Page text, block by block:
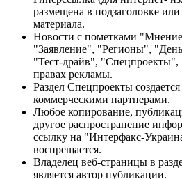
размещена в подзаголовке
материала.
Новости с пометками
"Заявление", "Регионы",
"Тест-драйв",
правах рекламы.
Раздел Спецпроекты
коммерческими партнерами.
Любое копирование,
другое распространение
ссылку на "Интерфакс-
воспрещается.
Владелец веб-страницы в
является автор публикации.